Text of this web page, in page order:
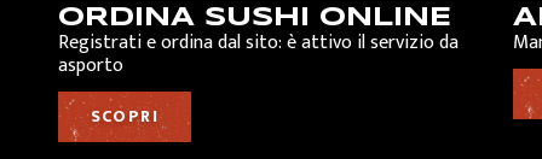
ORDINA SUSHI ONLINE
Registrati e ordina dal sito: è attivo il servizio da
asporto
SCOPRI